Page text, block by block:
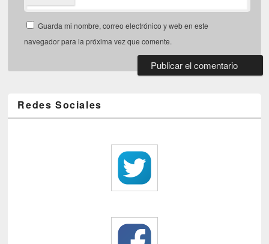
Guarda mi nombre, correo electrónico y web en este
navegador para la próxima vez que comente.
Redes Sociales